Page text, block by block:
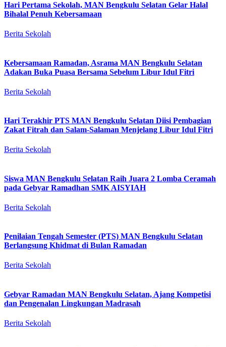
Hari Pertama Sekolah, MAN Bengkulu Selatan Gelar Halal
Bihalal Penuh Kebersamaan
Berita Sekolah
Kebersamaan Ramadan, Asrama MAN Bengkulu Selatan
Adakan Buka Puasa Bersama Sebelum Libur Idul Fitri
Berita Sekolah
Hari Terakhir PTS MAN Bengkulu Selatan Diisi Pembagian
Zakat Fitrah dan Salam-Salaman Menjelang Libur Idul Fitri
Berita Sekolah
Siswa MAN Bengkulu Selatan Raih Juara 2 Lomba Ceramah
pada Gebyar Ramadhan SMK AISYIAH
Berita Sekolah
Penilaian Tengah Semester (PTS) MAN Bengkulu Selatan
Berlangsung Khidmat di Bulan Ramadan
Berita Sekolah
Gebyar Ramadan MAN Bengkulu Selatan, Ajang Kompetisi
dan Pengenalan Lingkungan Madrasah
Berita Sekolah